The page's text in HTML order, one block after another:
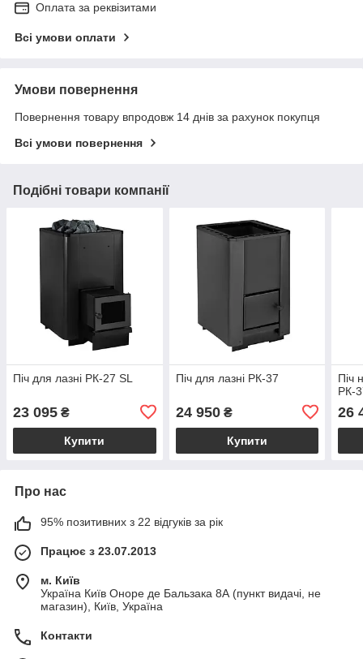
Оплата за реквізитами
Всі умови оплати
Умови повернення
Повернення товару впродовж 14 днів за рахунок покупця
Всі умови повернення
Подібні товари компанії
Піч для лазні РК-27 SL
23 095 ₴
Купити
Піч для лазні РК-37
24 950₴
Купити
Піч
РК-
26
Про нас
95% позитивних з 22 відгуків за рік
Працює з 23.07.2013
м. Київ
Україна Київ Оноре де Бальзака 8А (пункт видачі, не
магазин), Київ, Україна
Контакти